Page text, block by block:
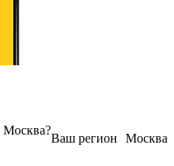
Москва
Ваш регион
Москва?